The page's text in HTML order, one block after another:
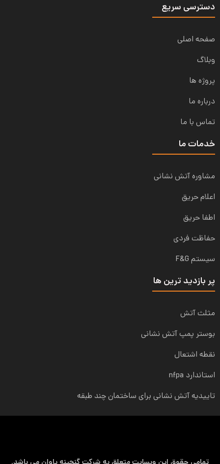
دسترسی سریع
صفحه اصلی
وبلاگ
پروژه ها
درباره ما
تماس با ما
خدمات ما
مشاوره آتش نشانی
اعلام حریق
اطفا حریق
حفاظت فردی
سیستم F&G
پر بازدید ترین ها
مثلث آتش
بوستر پمپ آتش نشانی
نقطه اشتعال
استاندارد nfpa
تاییدیه آتش نشانی برای ساختمان چند طبقه